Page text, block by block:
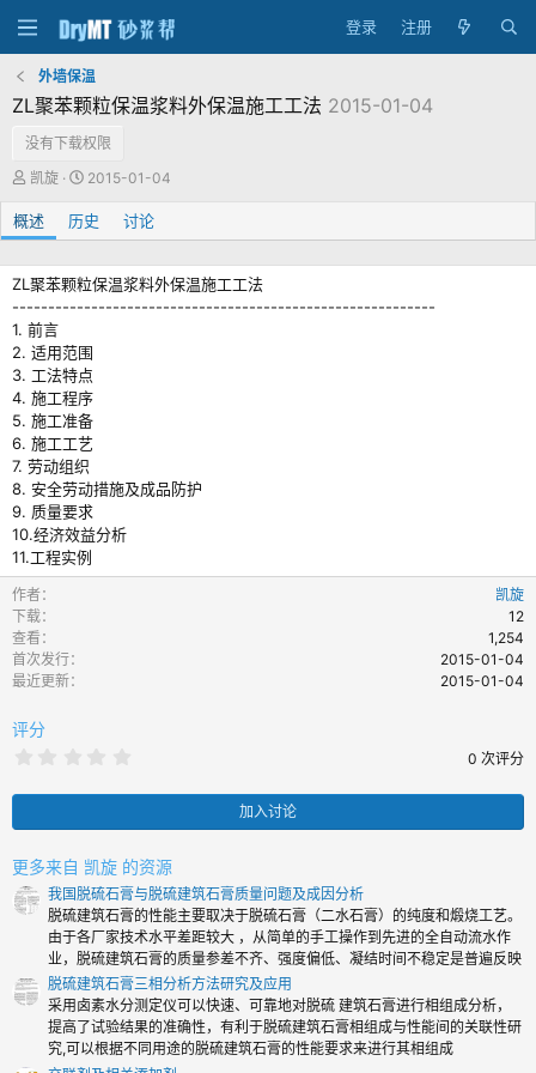
登录 注册
外墙保温
ZL聚苯颗粒保温浆料外保温施工工法 2015-01-04
没有下载权限
作
凯旋
创
日
期
2015-01-04
概述 历史 讨论
ZL聚苯颗粒保温浆料外保温施工工法
-----------------------------------------------------------
1. 前言
2. 适用范围
3. 工法特点
4. 施工程序
5. 施工准备
6. 施工工艺
7. 劳动组织
8. 安全劳动措施及成品防护
9. 质量要求
10.经济效益分析
11.工程实例
作者
凯旋
下载
12
查看
1,254
首次发行
2015-01-04
最近更新
2015-01-04
评分
0 次评分
加入讨论
更多来自 凯旋 的资源
我国脱硫石膏与脱硫建筑石膏质量问题及成因分析
脱硫建筑石膏的性能主要取决于脱硫石膏（二水石膏）的纯度和煅烧工艺。
由于各厂家技术水平差距较大 ，从简单的手工操作到先进的全自动流水作
业，脱硫建筑石膏的质量参差不齐、强度偏低、凝结时间不稳定是普遍反映
脱硫建筑石膏三相分析方法研究及应用
采用卤素水分测定仪可以快速、可靠地对脱硫 建筑石膏进行相组成分析，
提高了试验结果的准确性，有利于脱硫建筑石膏相组成与性能间的关联性研
究,可以根据不同用途的脱硫建筑石膏的性能要求来进行其相组成